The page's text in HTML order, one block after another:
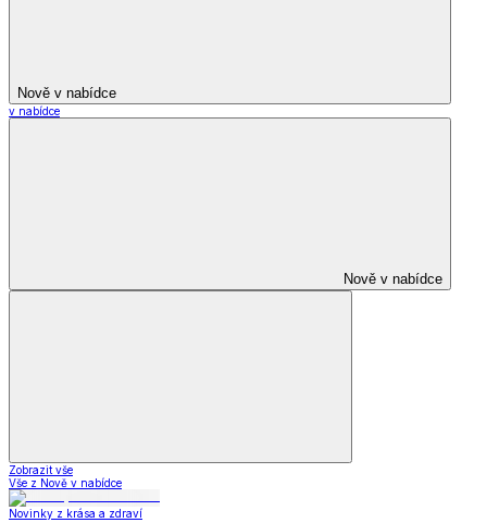
Nově v nabídce
v nabídce
Nově v nabídce
Zobrazit vše
Vše z Nově v nabídce
Novinky z krása a zdraví